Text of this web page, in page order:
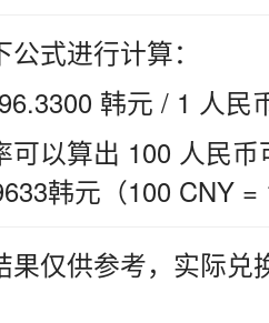
式进行计算：
韩元 / 1 人民
可以算出 100 人民
韩元（100 CNY =
果仅供参考，实际